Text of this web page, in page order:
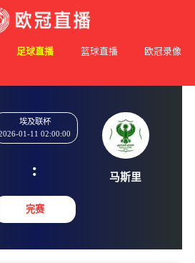
足球直播 篮球直播
欧冠录像
: